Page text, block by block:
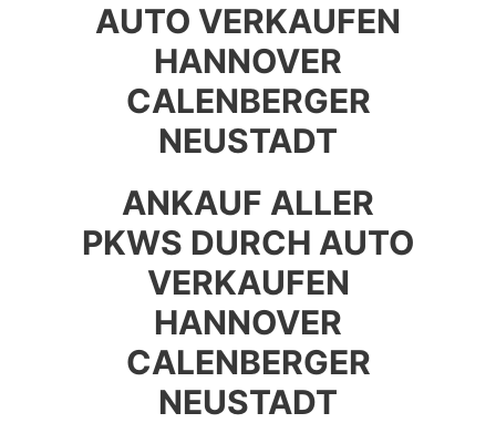
AUTO VERKAUFEN
HANNOVER
CALENBERGER
NEUSTADT
ANKAUF ALLER
PKWS DURCH AUTO
VERKAUFEN
HANNOVER
CALENBERGER
NEUSTADT